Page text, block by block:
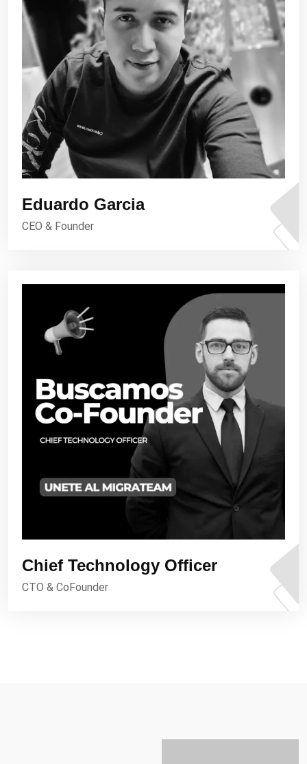
Eduardo Garcia
CEO & Founder
Chief Technology Officer
CTO & CoFounder